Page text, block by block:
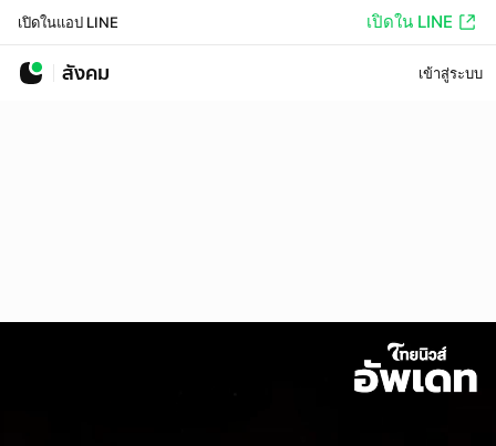
เปิดในแอป LINE เปิดใน LINE
สังคม เข้าสู่ระบบ